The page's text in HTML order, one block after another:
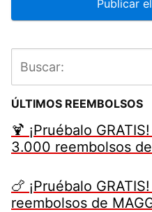
ÚLTIMOS REEMBOLSOS
🍹 ¡Pruébalo
3.000 reembolsos
🍗 ¡Pruébalo
reembolsos de